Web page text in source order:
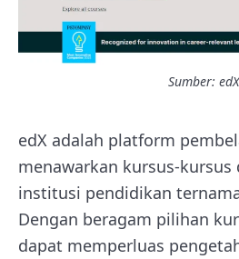
Sumber: edX
edX adalah platform
menawarkan kursus-
institusi pendidikan
Dengan beragam pilihan
dapat memperluas